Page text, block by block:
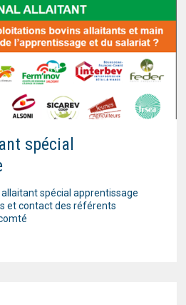
spécial
spécial apprentissage
et contact des référents